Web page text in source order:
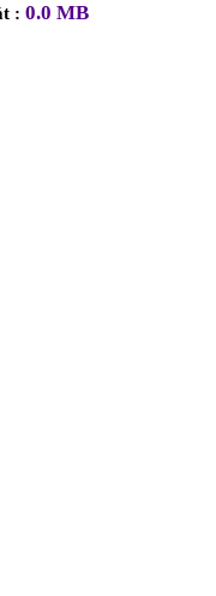
: 0.0 MB